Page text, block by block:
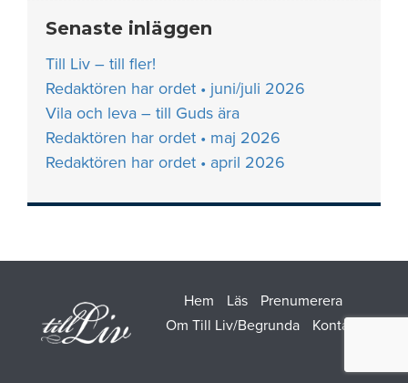
Senaste inläggen
Till Liv – till fler!
Redaktören har ordet • juni/juli 2026
Vila och leva – till Guds ära
Redaktören har ordet • maj 2026
Redaktören har ordet • april 2026
Hem Läs
Prenumerera
Om Till Liv/Begrunda
Kontakt